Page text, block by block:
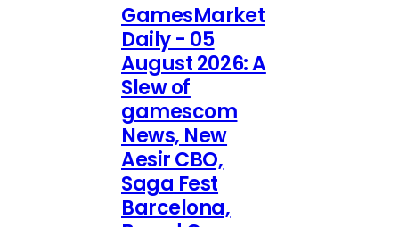
GamesMarket
Daily - 05
August 2026: A
Slew of
gamescom
News, New
Aesir CBO,
Saga Fest
Barcelona,